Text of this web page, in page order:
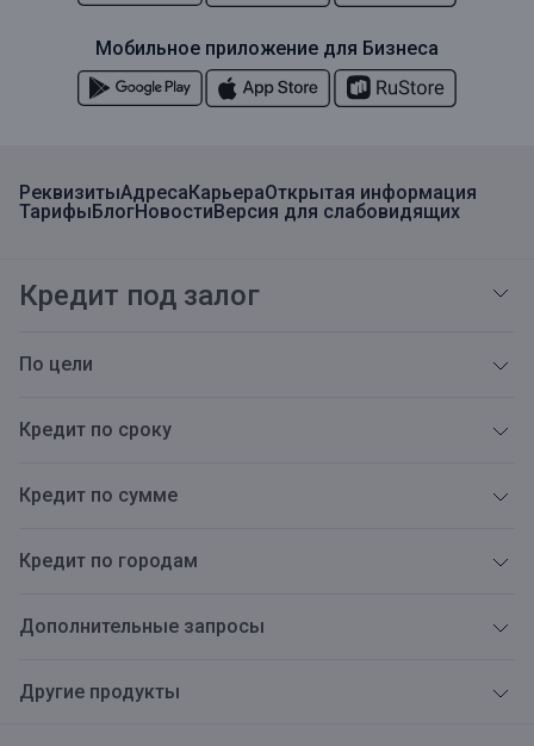
РеквизитыАдресаКарьераОткрытая информация
ТарифыБлогНовостиВерсия для слабовидящих
Кредит под залог
По цели
Кредит по сроку
Кредит по сумме
Кредит по городам
Дополнительные запросы
Другие продукты
Мобильное приложение для Бизнеса